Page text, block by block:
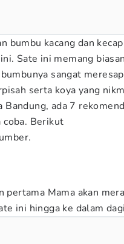
bumbu kacang dan
Sate ini memang
sangat
serta koya yang
ada 7
coba. Berikut
pertama Mama akan
ini hingga ke dalam